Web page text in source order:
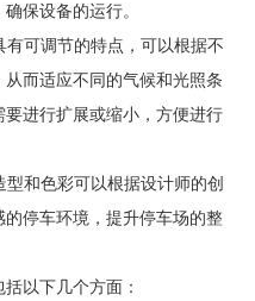
保设备的运行。
可调节的特点，可以根据不
而适应不同的气候和光照条
进行扩展或缩小，方便进行
和色彩可以根据设计师的创
停车环境，提升停车场的整
以下几个方面：